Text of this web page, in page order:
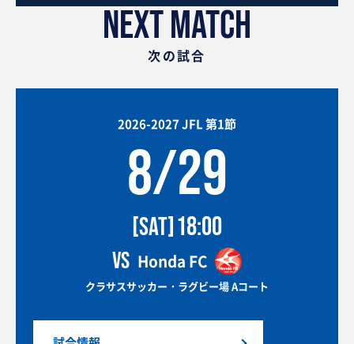
NEXT MATCH
次の試合
2026-2027 JFL 第1節
8/29
[SAT] 18:00
VS Honda FC
クラサスサッカー・ラグビー場 Aコート